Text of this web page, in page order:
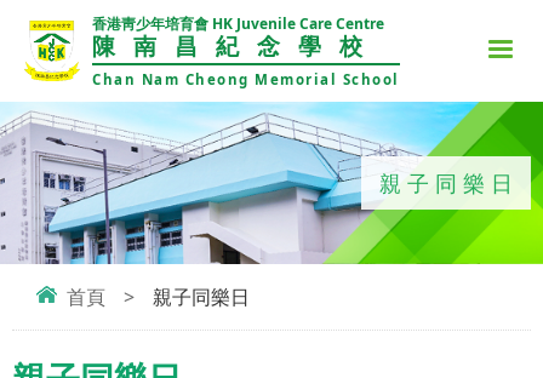
香港靑少年培育會 HK Juvenile Care Centre
陳南昌紀念學校
Chan Nam Cheong Memorial School
親子同樂日
首頁 > 親子同樂日